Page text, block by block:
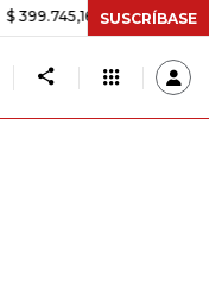
+$ 2.295,71 +0,58%
SUSCRÍBASE